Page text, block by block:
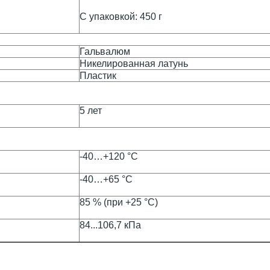
С упаковкой: 450 г
Гальвалюм
Никелированная латунь
Пластик
5 лет
-40…+120 °С
-40…+65 °С
85 % (при +25 °С)
84...106,7 кПа